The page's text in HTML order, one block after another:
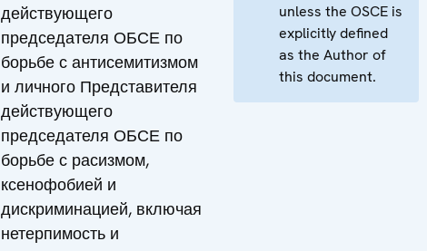
действующего
председателя ОБСЕ по
борьбе с антисемитизмом
и личного Представителя
действующего
председателя ОБСЕ по
борьбе с расизмом,
ксенофобией и
дискриминацией, включая
нетерпимость и
unless the OSCE is
explicitly defined
as the Author of
this document.